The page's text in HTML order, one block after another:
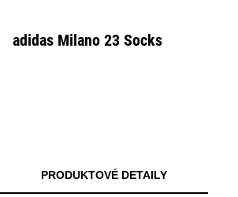
adidas Milano 23 Socks
PRODUKTOVÉ DETAILY